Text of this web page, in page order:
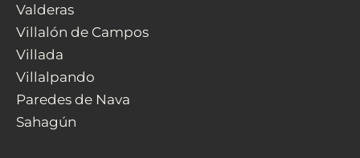
Valderas
Villalón de Campos
Villada
Villalpando
Paredes de Nava
Sahagún